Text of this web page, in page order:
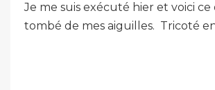
Je me suis exécuté hier et voici ce
tombé de mes aiguilles. Tricoté